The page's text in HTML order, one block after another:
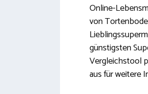
Online-
von
günstigsten
Vergleichstool
aus für weitere